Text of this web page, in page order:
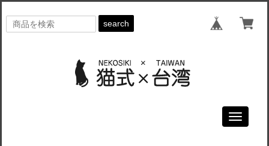
search
Toggle